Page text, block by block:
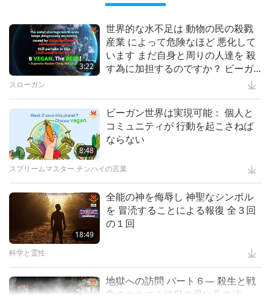
5:28
世界の動物保護法―パート13
動物
Vegetarian Villages of Northern
Thailand
高潔な伝承
15:41
Refugee Artists – Ambassadors of
Peace, Culture, and Humanity,
Part 1 of 3
芸術と霊性
Recycled Art: Repurposing Trash
and Helping the Earth
2:35
スプリームマスター チンハイ:デザイン＆芸術
22:42
｢真実の愛｣ー心を一つにするミュー
ミュージカル
16:54
いはどこに？ 全６回の1回
プラネットアース：愛のわが家
19:00
ミュージカル
・・・各宗教において
スプリームマスターチンハイ(ビー
ガン)が語る肉の有害な影響パート
１９ ―普遍的な教義との逆行
スプリームマスターチンハイ(ビーガン)が語る肉の有害な影響
12:15
中毒性物質を控える： 薬物乱用と
違法取引に反対する宗教 全二回の
智慧の言葉
人間としての貴重な命を大切にする
後編
智慧の言葉
3:22
世界的な水不足は 動物の民の殺戮
産業 によって危険なほど 悪化して
います まだ自身と周りの人達を 殺
す為に加担するのですか？ ビーガ
スローガン
8:48
ビーガン世界は実現可能： 個人と
コミュニティが 行動を起こさねば
ならない
スプリームマスター チンハイの言葉
18:49
全能の神を侮辱し 神聖なシンボル
を 冒涜することによる報復 全３回
の１回
科学と霊性
地獄への訪問 パート６― 殺生と戦
争のカルマ＆地獄の黒い爪の波